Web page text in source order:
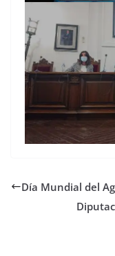
Día Mundial del